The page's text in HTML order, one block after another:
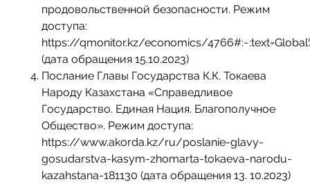
продовольственной безопасности. Режим
доступа:
https://qmonitor.kz/economics/
(дата обращения 15.10.2023)
Послание Главы Государства К.К. Токаева
Народу Казахстана «Справедливое
Государство. Единая Нация. Благополучное
Общество». Режим доступа:
https://www.akorda.kz/ru/poslanie-glavy-
gosudarstva-kasym-zhomarta-tokaeva-narodu-
kazahstana-181130 (дата обращения 13. 10.2023)